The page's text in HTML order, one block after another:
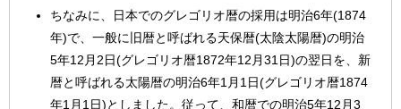
ちなみに、日本でのグレゴリオ暦の採用は明治6年(1874
年)で、一般に旧暦と呼ばれる天保暦(太陰太陽暦)の明治
5年12月2日(グレゴリオ暦1872年12月31日)の翌日を、新
暦と呼ばれる太陽暦の明治6年1月1日(グレゴリオ暦1874
年1月1日)としました。従って、和暦での明治5年12月3